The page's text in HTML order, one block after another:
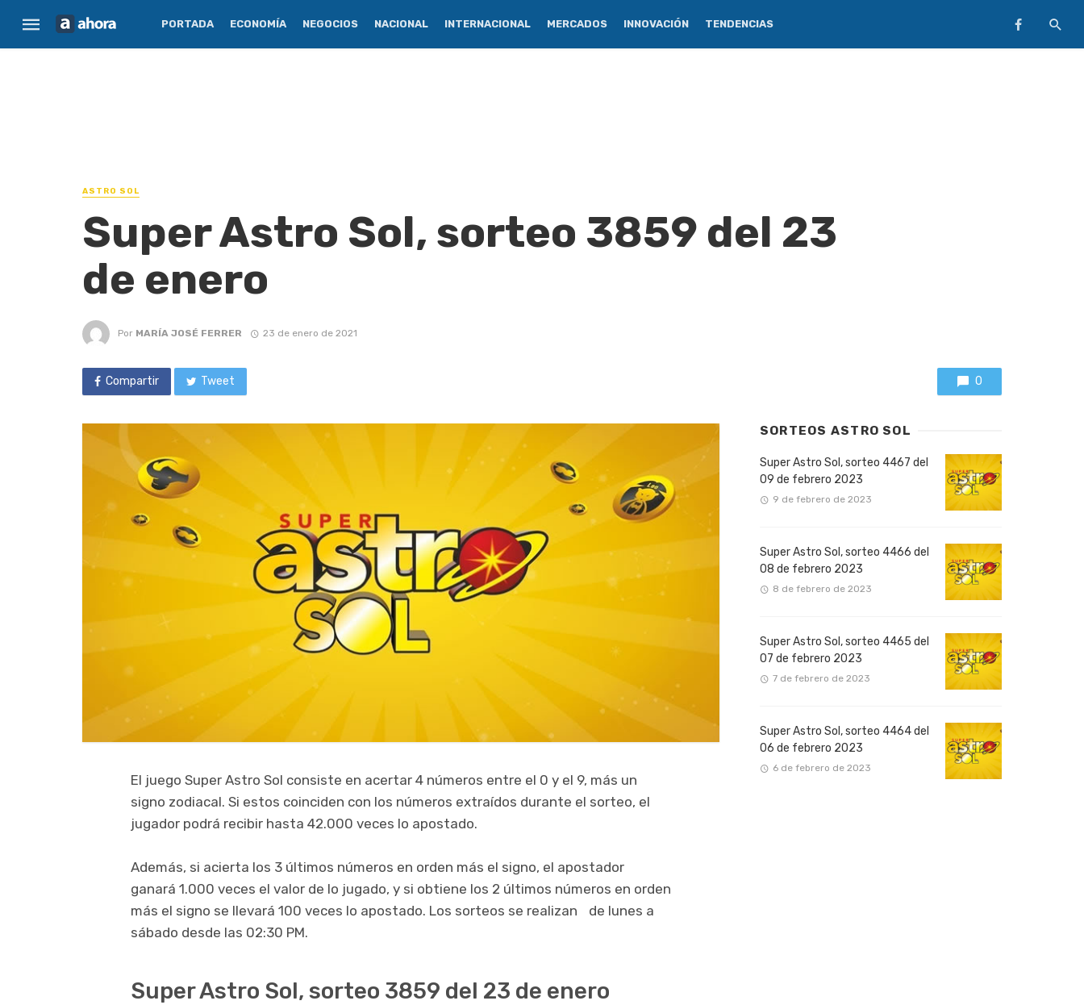
PORTADA ECONOMÍA NEGOCIOS NACIONAL INTERNACIONAL MERCADOS INNOVACIÓN TENDENCIAS
ASTRO SOL
Super Astro Sol, sorteo 3859 del 23
de enero
Por MARÍA JOSÉ FERRER 23 de enero de 2021
Compartir Tweet 0
El juego Super Astro Sol consiste en acertar 4 números entre el 0 y el 9, más un
signo zodiacal. Si estos coinciden con los números extraídos durante el sorteo, el
jugador podrá recibir hasta 42.000 veces lo apostado.
Además, si acierta los 3 últimos números en orden más el signo, el apostador
ganará 1.000 veces el valor de lo jugado, y si obtiene los 2 últimos números en orden
más el signo se llevará 100 veces lo apostado. Los sorteos se realizan de lunes a
sábado desde las 02:30 PM.
Super Astro Sol, sorteo 3859 del 23 de enero
SORTEOS ASTRO SOL
Super Astro Sol, sorteo 4467 del
09 de febrero 2023
9 de febrero de 2023
Super Astro Sol, sorteo 4466 del
08 de febrero 2023
8 de febrero de 2023
Super Astro Sol, sorteo 4465 del
07 de febrero 2023
7 de febrero de 2023
Super Astro Sol, sorteo 4464 del
06 de febrero 2023
6 de febrero de 2023